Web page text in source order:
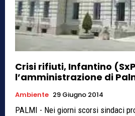
Crisi rifiuti, Infantino
l’amministrazione di
Ambiente 29 Giugno 2014
PALMI - Nei giorni scorsi sindaci